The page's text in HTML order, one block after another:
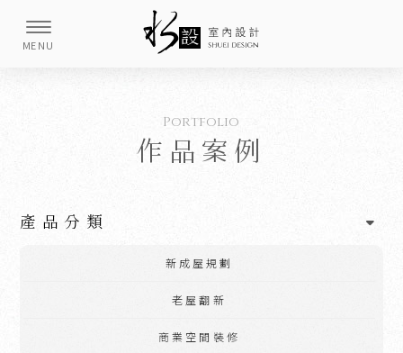
作品案例
產品分類
新成屋規劃
老屋翻新
商業空間裝修